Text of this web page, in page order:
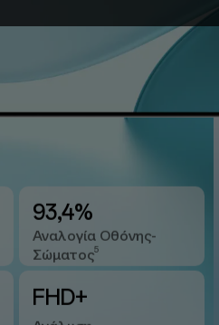
93,4%
Αναλογία Οθόνης-
Σώματος5
FHD+